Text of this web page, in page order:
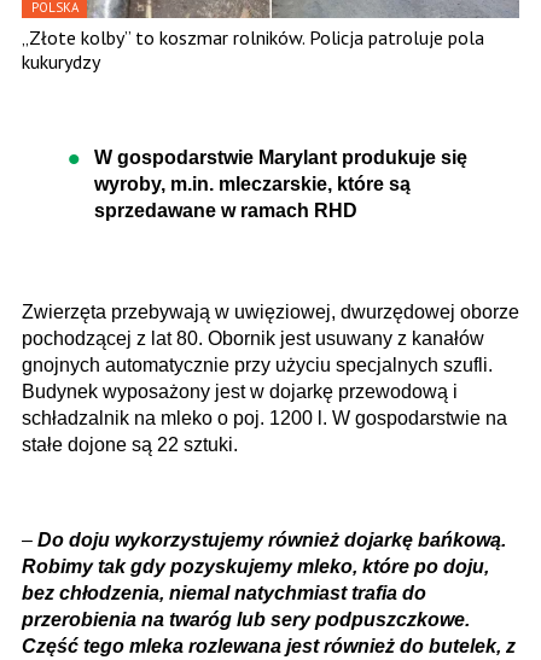
POLSKA
„Złote kolby” to koszmar rolników. Policja patroluje pola
kukurydzy
W gospodarstwie Marylant produkuje się
wyroby, m.in. mleczarskie, które są
sprzedawane w ramach RHD
Zwierzęta przebywają w uwięziowej, dwurzędowej oborze
pochodzącej z lat 80. Obornik jest usuwany z kanałów
gnojnych automatycznie przy użyciu specjalnych szufli.
Budynek wyposażony jest w dojarkę przewodową i
schładzalnik na mleko o poj. 1200 l. W gospodarstwie na
stałe dojone są 22 sztuki.
– Do doju wykorzystujemy również dojarkę bańkową.
Robimy tak gdy pozyskujemy mleko, które po doju,
bez chłodzenia, niemal natychmiast trafia do
przerobienia na twaróg lub sery podpuszczkowe.
Część tego mleka rozlewana jest również do butelek, z